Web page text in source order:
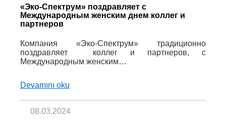
«Эко-Спектрум» поздравляет с
Международным женским днем коллег и
партнеров
Компания «Эко-Спектрум» традиционно
поздравляет коллег и партнеров, с
Международным женским…
Devamını oku
08.03.2024